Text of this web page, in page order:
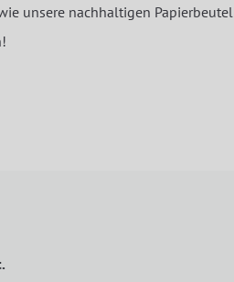
unsere nachhaltigen Papierbeutel